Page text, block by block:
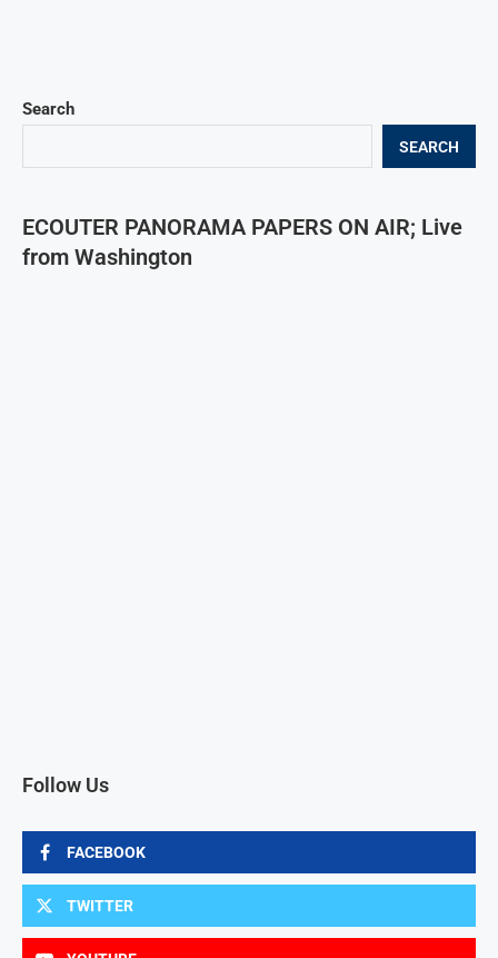
Search
SEARCH
ECOUTER PANORAMA PAPERS ON AIR; Live
from Washington
Follow Us
FACEBOOK
TWITTER